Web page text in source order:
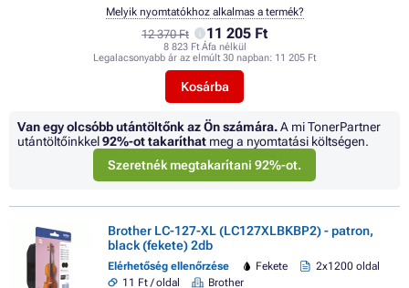
12 370 Ft 11 205 Ft
8 823 Ft Áfa nélkül
Legalacsonyabb ár az elmúlt 30 napban: 11 205 Ft
Kosárba
Melyik nyomtatókhoz alkalmas a termék?
Van egy olcsóbb utántöltőnk az Ön számára.A mi TonerPartner
utántöltőinkkel92%-ot takaríthat meg a nyomtatási költségen.
Szeretnék megtakarítani 92%-ot.
Brother LC-127-XL (LC127XLBKBP2) - patron,
black (fekete) 2db
Elérhetőség ellenőrzése Fekete
2x1200 oldal
11 Ft / oldal
Brother